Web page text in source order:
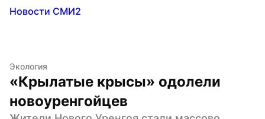
Новости СМИ2
Экология
«Крылатые крысы» одолели
новоуренгойцев